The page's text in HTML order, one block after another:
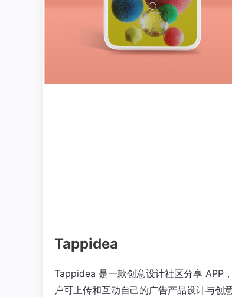
Tappidea
Tappidea 是一款创意设计社区分享 APP
户可上传和互动自己的广告产品设计与创